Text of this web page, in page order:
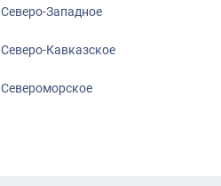
Северо-Западное
Северо-Кавказское
Североморское